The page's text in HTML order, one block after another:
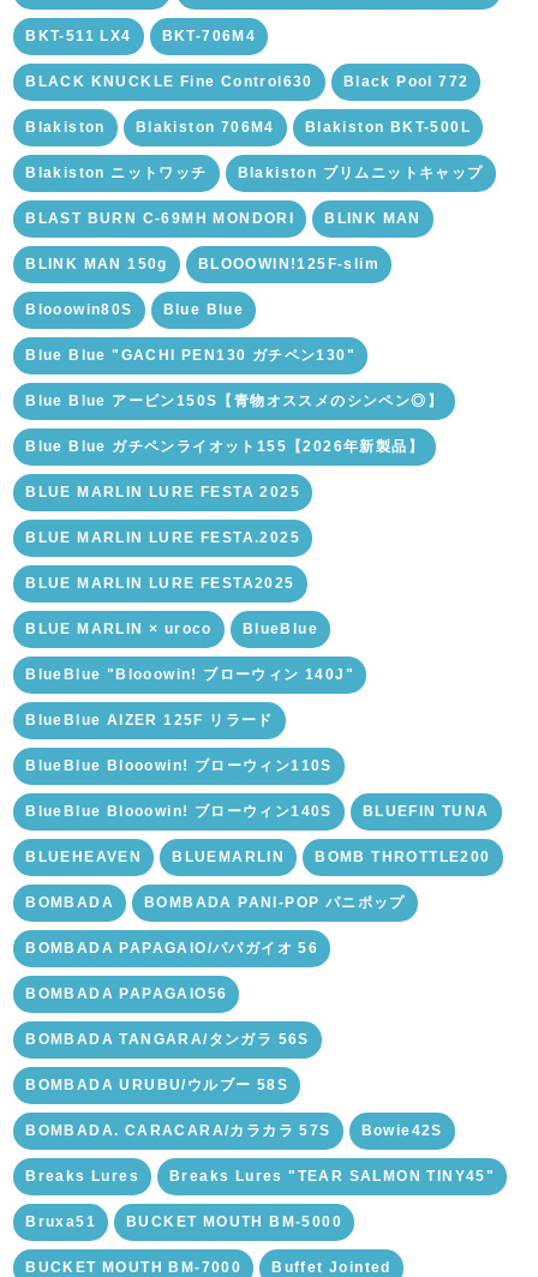
BKT-511 LX4 BKT-706M4
BLACK KNUCKLE Fine Control630 Black Pool 772
Blakiston Blakiston 706M4 Blakiston BKT-500L
Blakiston ニットワッチ Blakiston ブリムニットキャップ
BLAST BURN C-69MH MONDORI BLINK MAN
BLINK MAN 150g BLOOOWIN!125F-slim
Blooowin80S Blue Blue
Blue Blue "GACHI PEN130 ガチペン130"
Blue Blue アービン150S【青物オススメのシンペン◎】
Blue Blue ガチペンライオット155【2026年新製品】
BLUE MARLIN LURE FESTA 2025
BLUE MARLIN LURE FESTA.2025
BLUE MARLIN LURE FESTA2025
BLUE MARLIN × uroco BlueBlue
BlueBlue "Blooowin! ブローウィン 140J"
BlueBlue AIZER 125F リラード
BlueBlue Blooowin! ブローウィン110S
BlueBlue Blooowin! ブローウィン140S BLUEFIN TUNA
BLUEHEAVEN BLUEMARLIN BOMB THROTTLE200
BOMBADA BOMBADA PANI-POP パニポップ
BOMBADA PAPAGAIO/パパガイオ 56
BOMBADA PAPAGAIO56
BOMBADA TANGARA/タンガラ 56S
BOMBADA URUBU/ウルブー 58S
BOMBADA. CARACARA/カラカラ 57S Bowie42S
Breaks Lures Breaks Lures "TEAR SALMON TINY45"
Bruxa51 BUCKET MOUTH BM-5000
BUCKET MOUTH BM-7000 Buffet Jointed